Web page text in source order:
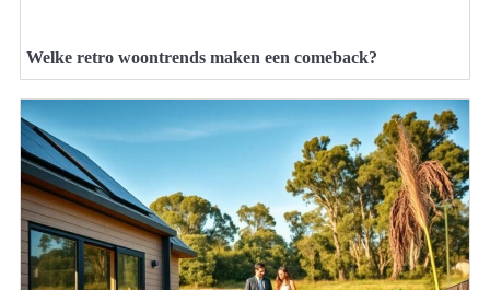
Welke retro woontrends maken een comeback?